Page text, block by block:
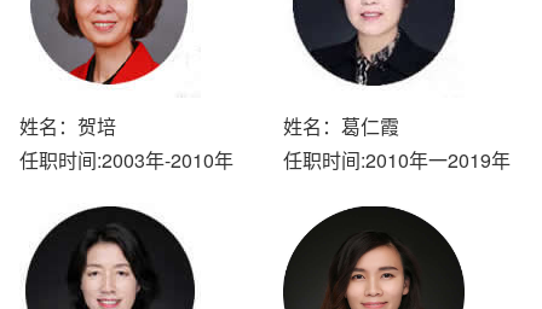
姓名：贺培
任职时间:2003年-2010年
姓名：葛仁霞
任职时间:2010年一2019年